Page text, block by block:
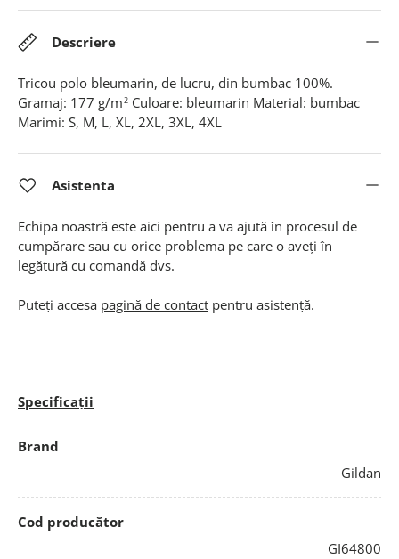
Descriere
Tricou polo bleumarin, de lucru, din bumbac 100%.
Gramaj: 177 g/m2 Culoare: bleumarin Material: bumbac
Marimi: S, M, L, XL, 2XL, 3XL, 4XL
Asistenta
Echipa noastră este aici pentru a va ajută în procesul de
cumpărare sau cu orice problema pe care o aveți în
legătură cu comandă dvs.
Puteți accesa pagină de contact pentru asistență.
Specificații
Brand
Gildan
Cod producător
GI64800